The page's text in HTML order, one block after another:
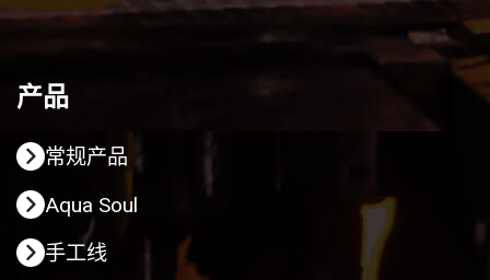
产品
常规产品
Aqua Soul
手工线